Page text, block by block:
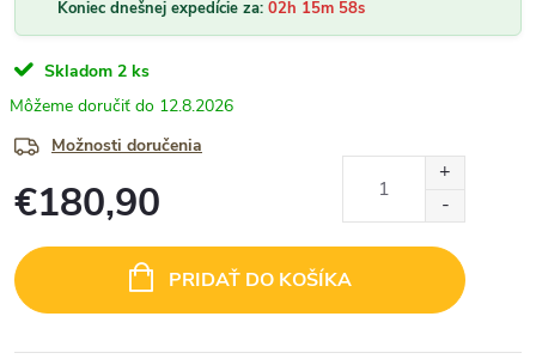
Koniec dnešnej expedície za: 02h 15m 57s
Skladom 2 ks
12.8.2026
Možnosti doručenia
€180,90
cena:
PRIDAŤ DO KOŠÍKA